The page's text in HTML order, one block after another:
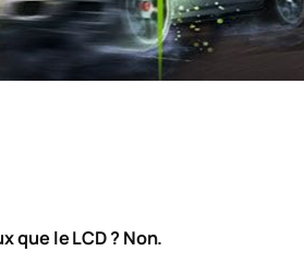
que le LCD ? Non.